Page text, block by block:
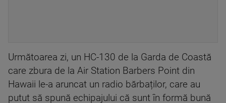
Următoarea zi, un HC-130 de la Garda de Coastă
care zbura de la Air Station Barbers Point din
Hawaii le-a aruncat un radio bărbaților, care au
putut să spună echipajului că sunt în formă bună